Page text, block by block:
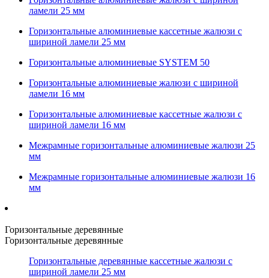
ламели 25 мм
Горизонтальные алюминиевые кассетные жалюзи с
шириной ламели 25 мм
Горизонтальные алюминиевые SYSTEM 50
Горизонтальные алюминиевые жалюзи с шириной
ламели 16 мм
Горизонтальные алюминиевые кассетные жалюзи с
шириной ламели 16 мм
Межрамные горизонтальные алюминиевые жалюзи 25
мм
Межрамные горизонтальные алюминиевые жалюзи 16
мм
Горизонтальные деревянные
Горизонтальные деревянные
Горизонтальные деревянные кассетные жалюзи с
шириной ламели 25 мм